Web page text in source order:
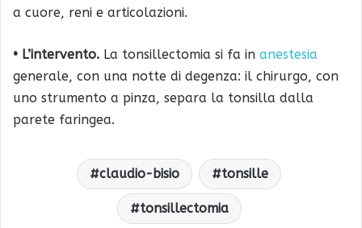
a cuore, reni e articolazioni.
• L’intervento. La tonsillectomia si fa in anestesia
generale, con una notte di degenza: il chirurgo, con
uno strumento a pinza, separa la tonsilla dalla
parete faringea.
claudio-bisio tonsille
tonsillectomia